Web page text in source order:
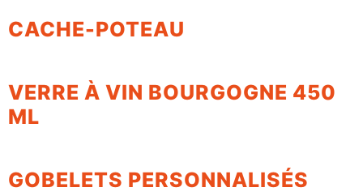
CACHE-POTEAU
VERRE À VIN BOURGOGNE 450
ML
GOBELETS PERSONNALISÉS